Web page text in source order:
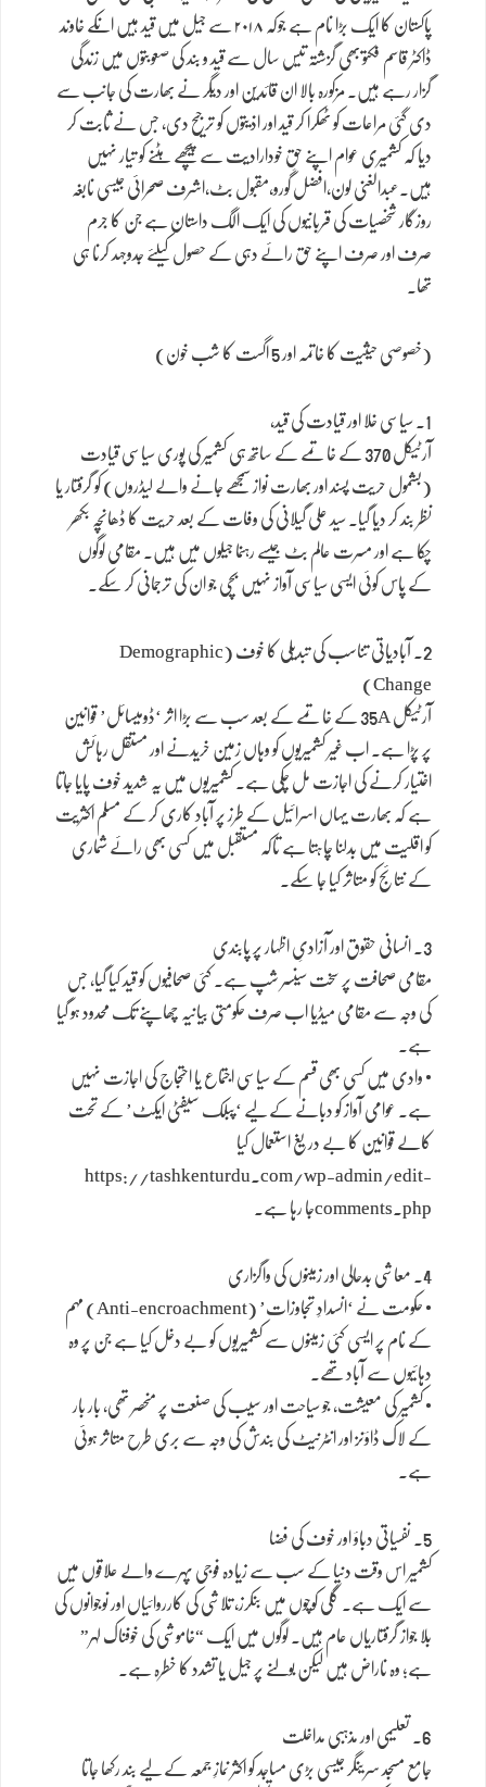
پاکستان کا ایک بڑا نام ہے جوکہ ۲۰۱۸ سے جیل میں قید ہیں انکے خاوند
ڈاکٹر قاسم فکتو بھی گزشتہ تیس سال سے قید و بند کی صعوبتوں میں زندگی
گزار رہے ہیں۔ مزکورہ بالا ان قائدین اور دیگر نے بھارت کی جانب سے
دی گئی مراعات کو ٹھکرا کر قید اور اذیتوں کو ترجیح دی، جس نے ثابت کر
دیا کہ کشمیری عوام اپنے حقِ خودارادیت سے پیچھے ہٹنے کو تیار نہیں
ہیں۔عبدالغنی لون،افضل گورو،مقبول بٹ،اشرف صحرائی جیسی نابغہ
روزگار شخصیات کی قربانیوں کی ایک الگ داستان ہے جن کا جرم
صرف اور صرف اپنے حق رائے دہی کے حصول کیلئے جدوجہد کرنا ہی
تھا۔
(خصوصی حیثیت کا خاتمہ اور 5 اگست کا شب خون)
1. سیاسی خلا اور قیادت کی قید،
آرٹیکل 370 کے خاتمے کے ساتھ ہی کشمیر کی پوری سیاسی قیادت
(بشمول حریت پسند اور بھارت نواز سمجھے جانے والے لیڈروں) کو گرفتار یا
نظر بند کر دیا گیا۔ سید علی گیلانی کی وفات کے بعد حریت کا ڈھانچہ بکھر
چکا ہے اور مسرت عالم بٹ جیسے رہنما جیلوں میں ہیں۔ مقامی لوگوں
کے پاس کوئی ایسی سیاسی آواز نہیں بچی جو ان کی ترجمانی کر سکے۔
2. آبادیاتی تناسب کی تبدیلی کا خوف (Demographic
Change)
آرٹیکل 35A کے خاتمے کے بعد سب سے بڑا اثر ‘ڈومیسائل’ قوانین
پر پڑا ہے۔ اب غیر کشمیریوں کو وہاں زمین خریدنے اور مستقل رہائش
اختیار کرنے کی اجازت مل چکی ہے۔ کشمیریوں میں یہ شدید خوف پایا جاتا
ہے کہ بھارت یہاں اسرائیل کے طرز پر آباد کاری کر کے مسلم اکثریت
کو اقلیت میں بدلنا چاہتا ہے تاکہ مستقبل میں کسی بھی رائے شماری
کے نتائج کو متاثر کیا جا سکے۔
3. انسانی حقوق اور آزادیِ اظہار پر پابندی
مقامی صحافت پر سخت سینسر شپ ہے۔ کئی صحافیوں کو قید کیا گیا، جس
کی وجہ سے مقامی میڈیا اب صرف حکومتی بیانیہ چھاپنے تک محدود ہو گیا
ہے۔
• وادی میں کسی بھی قسم کے سیاسی اجتماع یا احتجاج کی اجازت نہیں
ہے۔ عوامی آواز کو دبانے کے لیے ‘پبلک سیفٹی ایکٹ’ کے تحت
کالے قوانین کا بے دریغ استعمال کیا
https://tashkenturdu.com/wp-admin/edit-
comments.phpجا رہا ہے۔
4. معاشی بدحالی اور زمینوں کی واگزاری
• حکومت نے ‘انسدادِ تجاوزات’ (Anti-encroachment) مہم
کے نام پر ایسی کئی زمینوں سے کشمیریوں کو بے دخل کیا ہے جن پر وہ
دہائیوں سے آباد تھے۔
• کشمیر کی معیشت، جو سیاحت اور سیب کی صنعت پر منحصر تھی، بار بار
کے لاک ڈاؤنز اور انٹرنیٹ کی بندش کی وجہ سے بری طرح متاثر ہوئی
ہے۔
5. نفسیاتی دباؤ اور خوف کی فضا
کشمیر اس وقت دنیا کے سب سے زیادہ فوجی پہرے والے علاقوں میں
سے ایک ہے۔ گلی کوچوں میں بنکرز، تلاشی کی کارروائیاں اور نوجوانوں کی
بلا جواز گرفتاریاں عام ہیں۔ لوگوں میں ایک “خاموشی کی خوفناک لہر”
ہے؛ وہ ناراض ہیں لیکن بولنے پر جیل یا تشدد کا خطرہ ہے۔
6. تعلیمی اور مذہبی مداخلت
جامع مسجد سرینگر جیسی بڑی مساجد کو اکثر نمازِ جمعہ کے لیے بند رکھا جاتا